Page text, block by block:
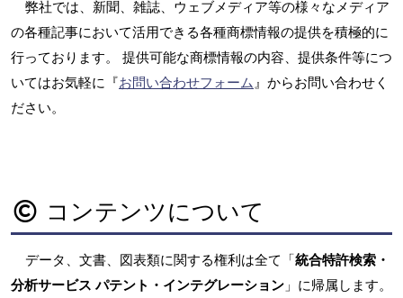
弊社では、新聞、雑誌、ウェブメディア等の様々なメディア
の各種記事において活用できる各種商標情報の提供を積極的に
行っております。 提供可能な商標情報の内容、提供条件等につ
いてはお気軽に『お問い合わせフォーム』からお問い合わせく
ださい。
コンテンツについて
データ、文書、図表類に関する権利は全て「統合特許検索・
分析サービス パテント・インテグレーション 」に帰属します。